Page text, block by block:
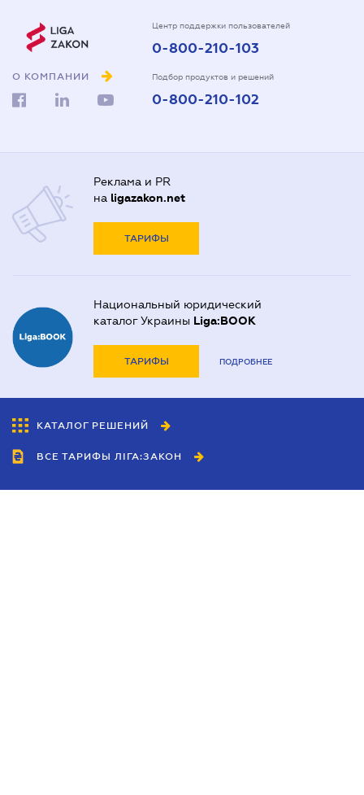
О КОМПАНИИ
Центр поддержки пользователей
0-800-210-103
Подбор продуктов и решений
0-800-210-102
Реклама и PR
на ligazakon.net
ТАРИФЫ
Национальный юридический
каталог Украины Liga:BOOK
ТАРИФЫ ПОДРОБНЕЕ
КАТАЛОГ РЕШЕНИЙ
ВСЕ ТАРИФЫ ЛІГА:ЗАКОН